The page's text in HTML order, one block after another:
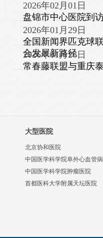
2026年02月01日
盘锦市中心医院到
2026年01月29日
全国新闻界匹克球
合发展新路径
2026年01月26日
常春藤联盟与重庆
大型医院
北京协和医院
中国医学科学院阜外心血管
中国医学科学院肿瘤医院
首都医科大学附属天坛医院